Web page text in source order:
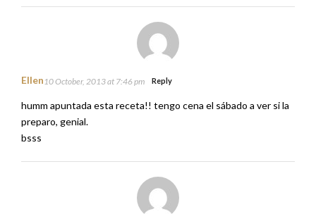
Ellen10 October, 2013 at 7:46 pm Reply
humm apuntada esta receta!! tengo cena el sábado a ver si la
preparo, genial.
bsss